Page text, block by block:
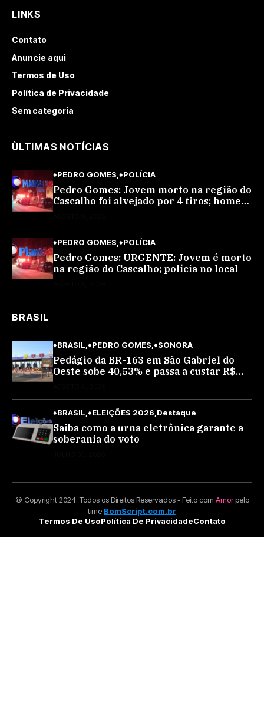
LINKS
Contato
Anuncie aqui
Termos de Uso
Política de Privacidade
Sem categoria
ÙLTIMAS NOTÍCIAS
♦PEDRO GOMES ♦POLÍCIA
Pedro Gomes: Jovem morto na região do
Cascalho foi alvejado por 4 tiros; homem
♦PEDRO GOMES ♦POLÍCIA
Pedro Gomes: URGENTE: Jovem é morto
na região do Cascalho; polícia no local
BRASIL
♦BRASIL ♦PEDRO GOMES ♦SONORA
Pedágio da BR-163 em São Gabriel do
Oeste sobe 40,53% e passa a custar R$
♦BRASIL ♦ELEIÇÕES 2026 Destaque
Saiba como a urna eletrônica garante a
soberania do voto
© Copyright 2024. Todos os Direitos Reservados - Feito com Amorpelo
time BomScript.com.br
Termos De UsoPolítica De PrivacidadeContato